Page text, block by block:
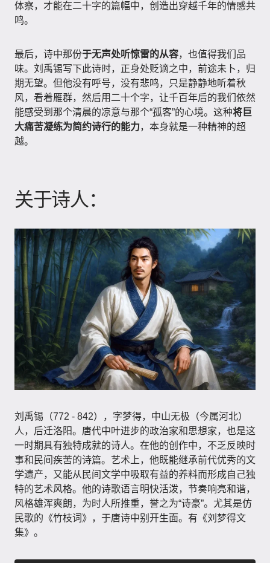
体察，才能在二十字的篇幅中，创造出穿越千年的情感共
鸣。
最后，诗中那份于无声处听惊雷的从容，也值得我们品
味。刘禹锡写下此诗时，正身处贬谪之中，前途未卜，归
期无望。但他没有呼号，没有悲鸣，只是静静地听着秋
风，看着雁群，然后用二十个字，让千百年后的我们依然
能感受到那个清晨的凉意与那个“孤客”的心境。这种将巨
大痛苦凝练为简约诗行的能力，本身就是一种精神的超
越。
关于诗人：
刘禹锡（772 - 842），字梦得，中山无极（今属河北）
人，后迁洛阳。唐代中叶进步的政治家和思想家，也是这
一时期具有独特成就的诗人。在他的创作中，不乏反映时
事和民间疾苦的诗篇。艺术上，他既能继承前代优秀的文
学遗产，又能从民间文学中吸取有益的养料而形成自己独
特的艺术风格。他的诗歌语言明快活泼，节奏响亮和谐，
风格雄浑爽朗，为时人所推重，誉之为“诗豪”。尤其是仿
民歌的《竹枝词》，于唐诗中别开生面。有《刘梦得文
集》。